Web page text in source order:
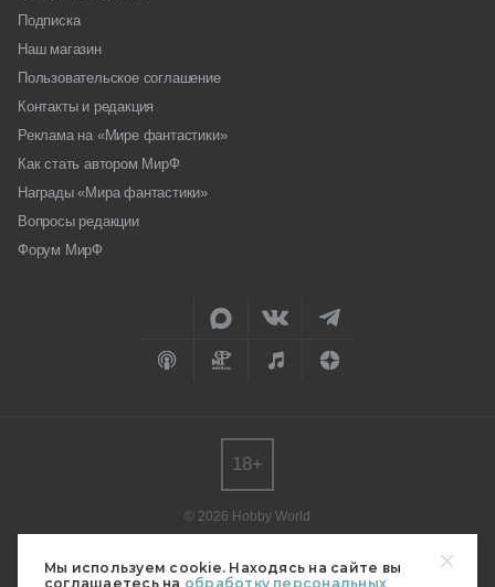
Мы используем cookie. Находясь на сайте вы
соглашаетесь на обработку персональных
Подписка
Наш магазин
Пользовательское соглашение
Контакты и редакция
Реклама на «Мире фантастики»
Как стать автором МирФ
Награды «Мира фантастики»
Вопросы редакции
Форум МирФ
© 2026 Hobby World
редакции.
18+